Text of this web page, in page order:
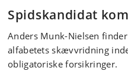
Spidskandidat
Anders Munk-Nielsen
alfabetets skævvridning
obligatoriske forsikringer.